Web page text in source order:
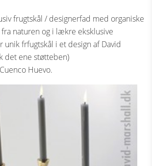
frugtskål / designerfad med organiske
naturen og i lækre eksklusive
unik frfugtskål i et design af David
det ene støtteben)
Huevo.